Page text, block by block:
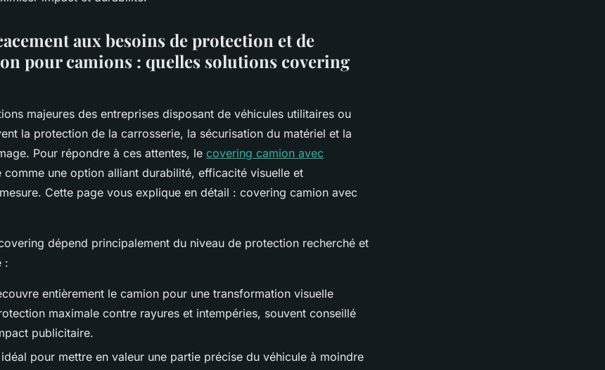
aux besoins de protection et de
pour camions : quelles solutions covering
majeures des entreprises disposant de véhicules utilitaires ou
la protection de la carrosserie, la sécurisation du matériel et la
Pour répondre à ces attentes, le covering camion avec
comme une option alliant durabilité, efficacité visuelle et
Cette page vous explique en détail : covering camion avec
dépend principalement du niveau de protection recherché et
:
entièrement le camion pour une transformation visuelle
maximale contre rayures et intempéries, souvent conseillé
publicitaire.
pour mettre en valeur une partie précise du véhicule à moindre